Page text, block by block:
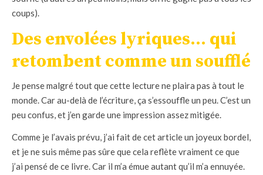
coups).
Des envolées lyriques… qui
retombent comme un soufflé
Je pense malgré tout que cette lecture ne plaira pas à tout le
monde. Car au-delà de l’écriture, ça s’essouffle un peu. C’est un
peu confus, et j’en garde une impression assez mitigée.
Comme je l’avais prévu, j’ai fait de cet article un joyeux bordel,
et je ne suis même pas sûre que cela reflète vraiment ce que
j’ai pensé de ce livre. Car il m’a émue autant qu’il m’a ennuyée.